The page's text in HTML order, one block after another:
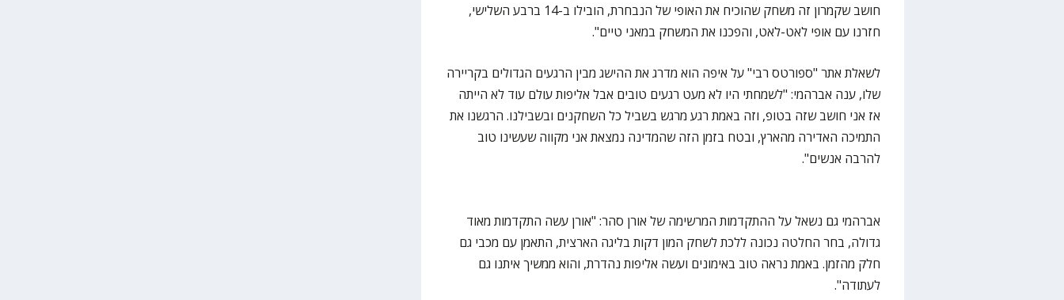
חושב שקמרון זה משחק שהוכיח את האופי של הנבחרת, הובילו ב-14 ברבע השלישי,
חזרנו עם אופי לאט-לאט, והפכנו את המשחק במאני טיים".
לשאלת אתר "ספורטס רבי" על איפה הוא מדרג את ההישג מבין הרגעים הגדולים בקריירה
שלו, ענה אברהמי: "לשמחתי היו לא מעט רגעים טובים אבל אליפות עולם עוד לא הייתה
אז אני חושב שזה בטופ, וזה באמת רגע מרגש בשביל כל השחקנים ובשבילנו. הרגשנו את
התמיכה האדירה מהארץ, ובטח בזמן הזה שהמדינה נמצאת אני מקווה שעשינו טוב
להרבה אנשים".
אברהמי גם נשאל על ההתקדמות המרשימה של אורן סהר: "אורן עשה התקדמות מאוד
גדולה, בחר החלטה נכונה ללכת לשחק המון דקות בליגה הארצית, התאמן עם מכבי גם
חלק מהזמן. באמת נראה טוב באימונים ועשה אליפות נהדרת, והוא ממשיך איתנו גם
לעתודה".